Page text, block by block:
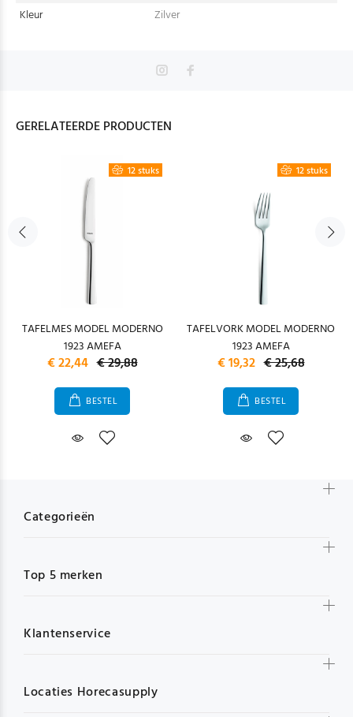
Kleur
Zilver
GERELATEERDE PRODUCTEN
12 stuks
TAFELMES MODEL MODERNO
1923 AMEFA
€ 22,44 € 29,88
BESTEL
12 stuks
TAFELVORK MODEL MODERNO
1923 AMEFA
€ 19,32 € 25,68
BESTEL
Categorieën
Top 5 merken
Klantenservice
Locaties Horecasupply